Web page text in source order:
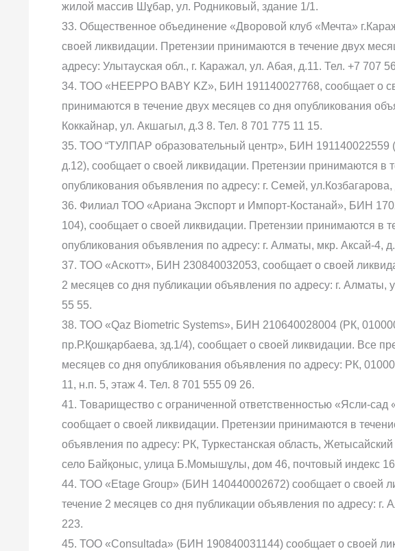
жилой массив Шұбар, ул. Родниковый, здание 1/1.
33. Общественное объединение «Дворовой клуб «Мечта»
своей ликвидации. Претензии принимаются в течение двух
адресу: Улытауская обл., г. Каражал, ул. Абая, д.11. Тел. +7 707
34. ТОО «HEEPPO BABY KZ», БИН 191140027768, сообщает о
принимаются в течение двух месяцев со дня опубликования
Коккайнар, ул. Акшагыл, д.3 8. Тел. 8 701 775 11 15.
35. ТОО “ТУЛПАР образовательный центр», БИН 191140022559
д.12), сообщает о своей ликвидации. Претензии принимаются в
опубликования объявления по адресу: г. Семей,
36. Филиал ТОО «Ариана Экспорт и Импорт-Костанай», БИН
104), сообщает о своей ликвидации. Претензии принимаются в
опубликования объявления по адресу: г. Алматы, мкр. Аксай-4,
37. ТОО «Аскотт», БИН 230840032053, сообщает о своей
2 месяцев со дня публикации объявления по адресу: г. Алматы,
55 55.
38. ТОО «Qaz Biometric Systems», БИН 210640028004 (РК,
пр.Р.Қошқарбаева, зд.1/4), сообщает о своей ликвидации. Все
месяцев со дня опубликования объявления по адресу: РК,
11, н.п. 5, этаж 4. Тел. 8 701 555 09 26.
41. Товарищество с ограниченной ответственностью «Ясли-
сообщает о своей ликвидации. Претензии принимаются в
объявления по адресу: РК, Туркестанская область,
село Байқоныс, улица Б.Момышұлы, дом 46, почтовый индекс
44. ТОО «Etage Group» (БИН 140440002672) сообщает о своей
течение 2 месяцев со дня публикации объявления по адресу:
223.
45. ТОО «Consultada» (БИН 190840031144) сообщает о своей